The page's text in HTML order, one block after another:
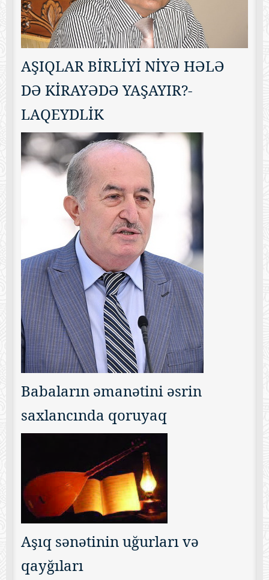
AŞIQLAR BİRLİYİ NİYƏ HƏLƏ
DƏ KİRAYƏDƏ YAŞAYIR?-
LAQEYDLİK
Babaların əmanətini əsrin
saxlancında qoruyaq
Aşıq sənətinin uğurları və
qayğıları